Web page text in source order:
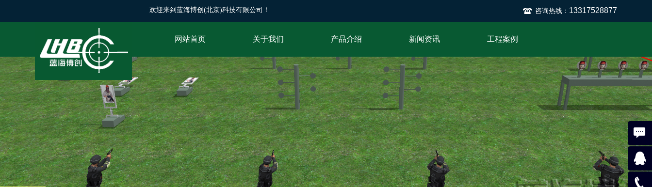
欢迎来到蓝海博创(北京)科技有限公司！ 咨询热线： 13317528877
网站首页 关于我们 产品介绍 新闻资讯 工程案例
在线咨
询